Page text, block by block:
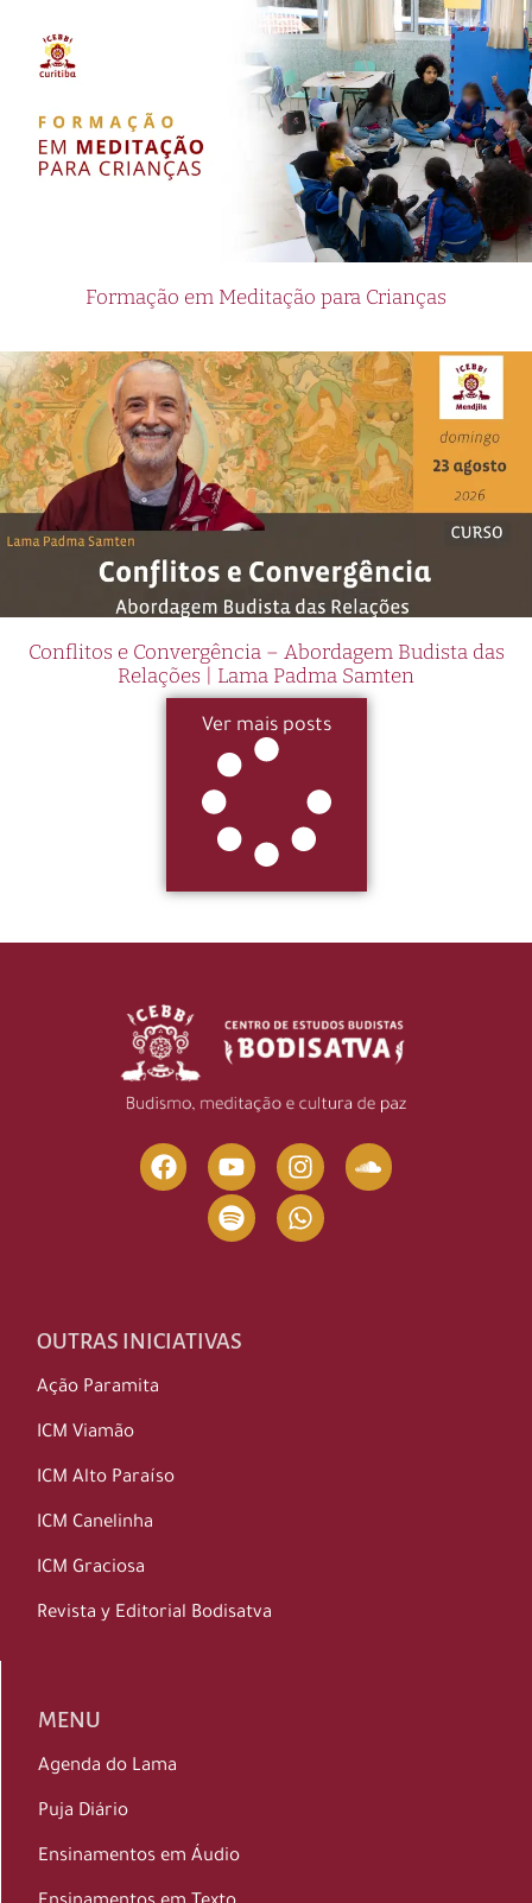
Formação em Meditação para Crianças
Conflitos e Convergência – Abordagem Budista das
Relações | Lama Padma Samten
Ver mais posts
OUTRAS INICIATIVAS
Ação Paramita
ICM Viamão
ICM Alto Paraíso
ICM Canelinha
ICM Graciosa
Revista y Editorial Bodisatva
MENU
Agenda do Lama
Puja Diário
Ensinamentos em Áudio